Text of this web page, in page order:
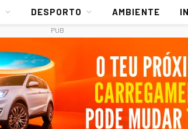
DESPORTO AMBIENTE
PUB